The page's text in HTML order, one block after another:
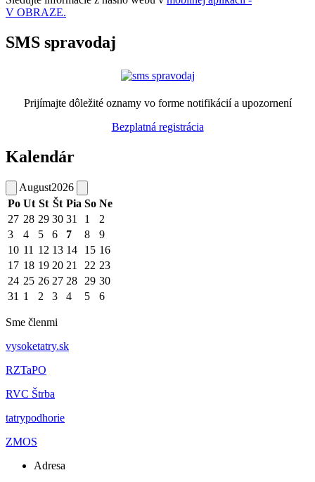
V OBRAZE.
SMS spravodaj
Prijímajte dôležité oznamy vo forme notifikácií a upozornení
Bezplatná registrácia
Kalendár
August2026
Po Ut St Št Pia So Ne
27 28 29 30 31 1
2
3
4 5 6 7 8
9
10 11 12 13 14 15 16
17 18 19 20 21 22 23
24 25 26 27 28 29 30
31 1 2 3 4 5 6
Sme členmi
vysoketatry.sk
RZTaPO
RVC Štrba
tatrypodhorie
ZMOS
Adresa